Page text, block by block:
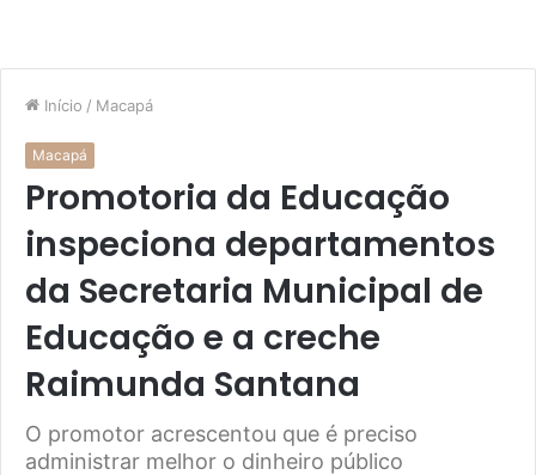
Início / Macapá
Macapá
Promotoria da Educação
inspeciona departamentos
da Secretaria Municipal de
Educação e a creche
Raimunda Santana
O promotor acrescentou que é preciso
administrar melhor o dinheiro público